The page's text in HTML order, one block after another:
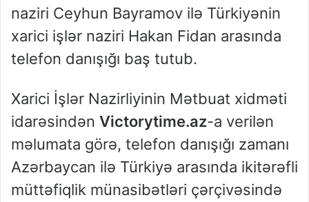
naziri Ceyhun Bayramov ilə Türkiyənin
xarici işlər naziri Hakan Fidan arasında
telefon danışığı baş tutub.
Xarici İşlər Nazirliyinin Mətbuat xidməti
idarəsindən Victorytime.az-a verilən
məlumata görə, telefon danışığı zamanı
Azərbaycan ilə Türkiyə arasında ikitərəfli
müttəfiqlik münasibətləri çərçivəsində